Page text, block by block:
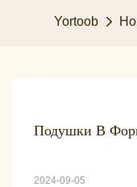
Yortoob
Подушки В
2024-09-05